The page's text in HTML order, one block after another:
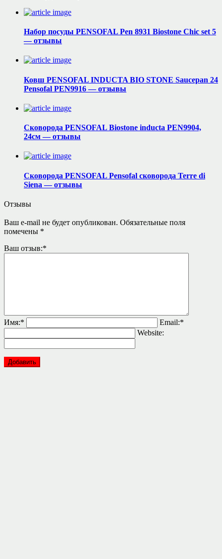
Набор посуды PENSOFAL Pen 8931 Biostone Chic set 5
— отзывы
Ковш PENSOFAL INDUCTA BIO STONE Saucepan 24
Pensofal PEN9916 — отзывы
Сковорода PENSOFAL Biostone inducta PEN9904,
24см — отзывы
Сковорода PENSOFAL Pensofal сковорода Terre di
Siena — отзывы
Отзывы
Ваш e-mail не будет опубликован. Обязательные поля
помечены *
Ваш отзыв:*
Имя:* Email:*
Website: